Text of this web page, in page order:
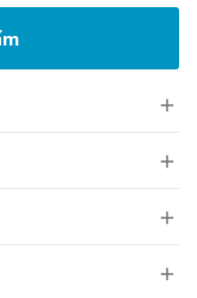



